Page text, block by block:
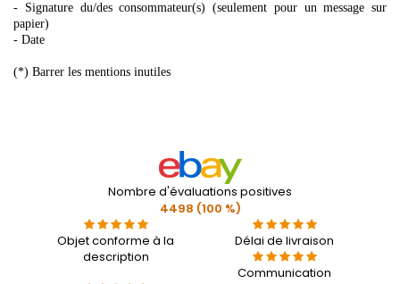
- Signature du/des consommateur(s) (seulement pour un message sur
papier)
- Date
(*) Barrer les mentions inutiles
Nombre d'évaluations positives
4498 (100 %)
Objet conforme à la
description
Délai de livraison
Communication